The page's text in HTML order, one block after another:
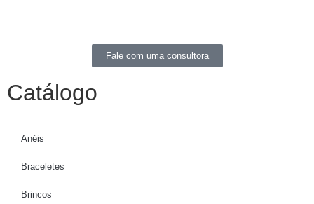
Fale com uma consultora
Catálogo
Anéis
Braceletes
Brincos